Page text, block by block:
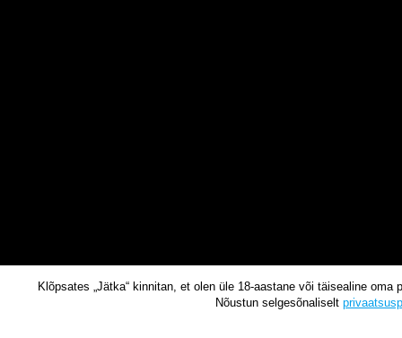
Klõpsates „Jätka“ kinnitan, et olen üle 18-aastane või täisealine oma
Nõustun selgesõnaliselt